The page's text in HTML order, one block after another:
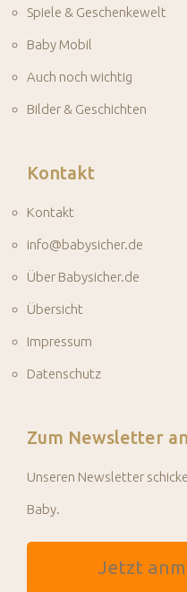
Spiele & Geschenkewelt
Baby Mobil
Auch noch wichtig
Bilder & Geschichten
Kontakt
Kontakt
info@babysicher.de
Über Babysicher.de
Übersicht
Impressum
Datenschutz
Zum Newsletter
Unseren Newsletter
Baby.
Jetzt